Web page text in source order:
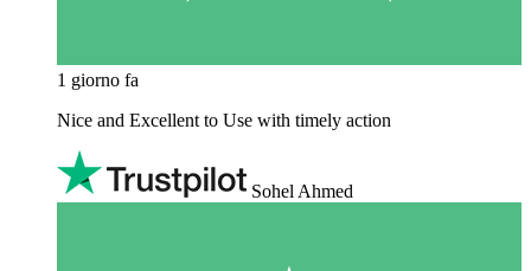
1 giorno fa
Nice and Excellent to Use with timely action
Sohel Ahmed